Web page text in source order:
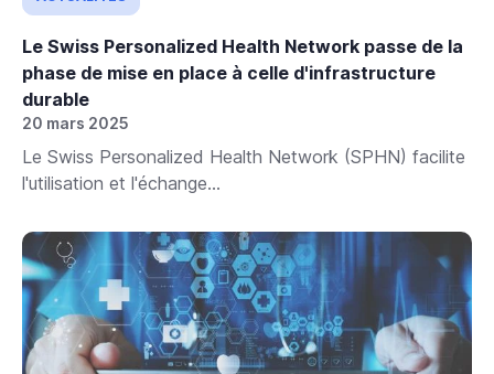
Le Swiss Personalized Health Network passe de la
phase de mise en place à celle d'infrastructure
durable
20 mars 2025
Le Swiss Personalized Health Network (SPHN) facilite
l'utilisation et l'échange...